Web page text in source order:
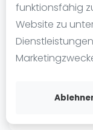
funktionsfähig
Website zu
Die Geschichte
Regeln und
Padel Schläge
Video
Padelon
Am
76344
playtomic.io